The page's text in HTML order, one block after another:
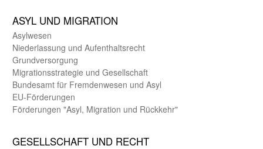
ASYL UND MIGRA­TION
Asyl­wesen
Nieder­lassung und Aufent­halts­recht
Grund­versorgung
Migrations­strategie und Gesell­schaft
Bundes­amt für Fremden­wesen und Asyl
EU-Förde­rungen
Förderungen "Asyl, Migration und Rückkehr"
GE­SELL­SCHAFT UND RECHT